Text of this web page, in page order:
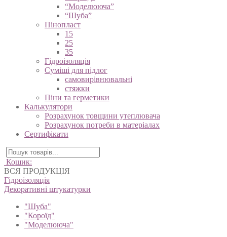
“Моделююча”
“Шуба”
Пінопласт
15
25
35
Гідроізоляція
Суміші для підлог
самовирівнювальні
стяжки
Піни та герметики
Калькулятори
Розрахунок товщини утеплювача
Розрахунок потреби в матеріалах
Сертифікати
Кошик:
ВСЯ ПРОДУКЦІЯ
Гідроізоляція
Декоративні штукатурки
"Шуба"
"Короїд"
"Моделююча"